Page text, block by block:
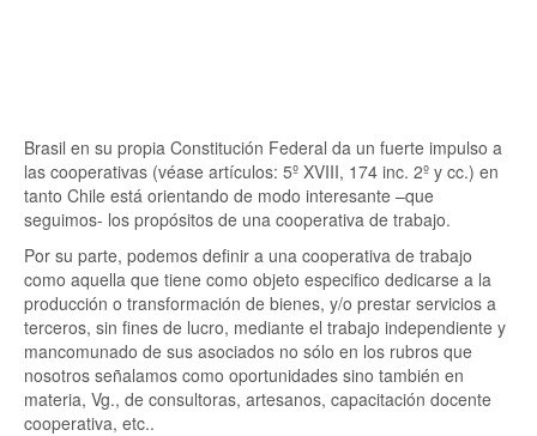
Brasil en su propia Constitución Federal da un fuerte impulso a
las cooperativas (véase artículos: 5º XVIII, 174 inc. 2º y cc.) en
tanto Chile está orientando de modo interesante –que
seguimos- los propósitos de una cooperativa de trabajo.
Por su parte, podemos definir a una cooperativa de trabajo
como aquella que tiene como objeto especifico dedicarse a la
producción o transformación de bienes, y/o prestar servicios a
terceros, sin fines de lucro, mediante el trabajo independiente y
mancomunado de sus asociados no sólo en los rubros que
nosotros señalamos como oportunidades sino también en
materia, Vg., de consultoras, artesanos, capacitación docente
cooperativa, etc..